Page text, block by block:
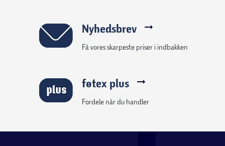
Nyhedsbrev
Få vores skarpeste priser i indbakken
føtex plus
Fordele når du handler